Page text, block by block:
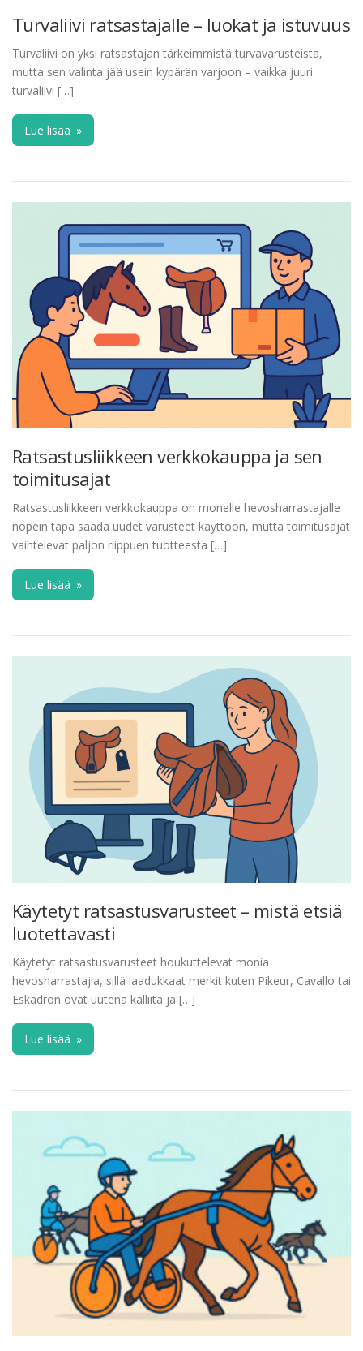
Turvaliivi ratsastajalle – luokat ja istuvuus
Turvaliivi on yksi ratsastajan tärkeimmistä turvavarusteista,
mutta sen valinta jää usein kypärän varjoon – vaikka juuri
turvaliivi […]
Lue lisää »
Ratsastusliikkeen verkkokauppa ja sen
toimitusajat
Ratsastusliikkeen verkkokauppa on monelle hevosharrastajalle
nopein tapa saada uudet varusteet käyttöön, mutta toimitusajat
vaihtelevat paljon riippuen tuotteesta […]
Lue lisää »
Käytetyt ratsastusvarusteet – mistä etsiä
luotettavasti
Käytetyt ratsastusvarusteet houkuttelevat monia
hevosharrastajia, sillä laadukkaat merkit kuten Pikeur, Cavallo tai
Eskadron ovat uutena kalliita ja […]
Lue lisää »